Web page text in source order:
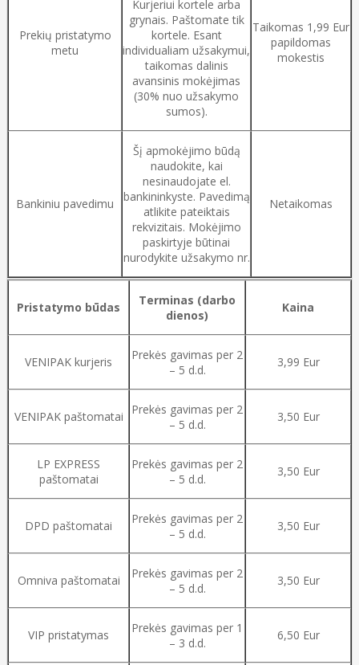
Prekių pristatymo
metu
Kurjeriui kortele arba
grynais. Paštomate tik
kortele. Esant
individualiam užsakymui,
taikomas dalinis
avansinis mokėjimas
(30% nuo užsakymo
sumos).
Taikomas 1,99 Eur
papildomas
mokestis
Bankiniu pavedimu
Šį apmokėjimo būdą
naudokite, kai
nesinaudojate el.
bankininkyste. Pavedimą
atlikite pateiktais
rekvizitais. Mokėjimo
paskirtyje būtinai
nurodykite užsakymo nr.
Netaikomas
Pristatymo būdas
Terminas (darbo
dienos)
Kaina
VENIPAK kurjeris
Prekės gavimas per 2
– 5 d.d.
3,99 Eur
VENIPAK paštomatai
Prekės gavimas per 2
– 5 d.d.
3,50 Eur
LP EXPRESS
paštomatai
Prekės gavimas per 2
– 5 d.d.
3,50 Eur
DPD paštomatai
Prekės gavimas per 2
– 5 d.d.
3,50 Eur
Omniva paštomatai
Prekės gavimas per 2
– 5 d.d.
3,50 Eur
VIP pristatymas
Prekės gavimas per 1
– 3 d.d.
6,50 Eur